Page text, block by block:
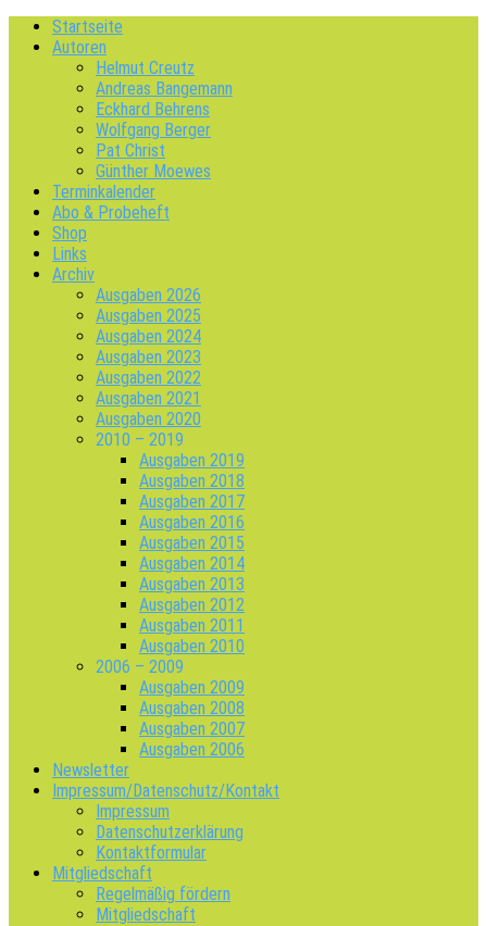
Startseite
Autoren
Helmut Creutz
Andreas Bangemann
Eckhard Behrens
Wolfgang Berger
Pat Christ
Günther Moewes
Terminkalender
Abo & Probeheft
Shop
Links
Archiv
Ausgaben 2026
Ausgaben 2025
Ausgaben 2024
Ausgaben 2023
Ausgaben 2022
Ausgaben 2021
Ausgaben 2020
2010 – 2019
Ausgaben 2019
Ausgaben 2018
Ausgaben 2017
Ausgaben 2016
Ausgaben 2015
Ausgaben 2014
Ausgaben 2013
Ausgaben 2012
Ausgaben 2011
Ausgaben 2010
2006 – 2009
Ausgaben 2009
Ausgaben 2008
Ausgaben 2007
Ausgaben 2006
Newsletter
Impressum/Datenschutz/Kontakt
Impressum
Datenschutzerklärung
Kontaktformular
Mitgliedschaft
Regelmäßig fördern
Mitgliedschaft